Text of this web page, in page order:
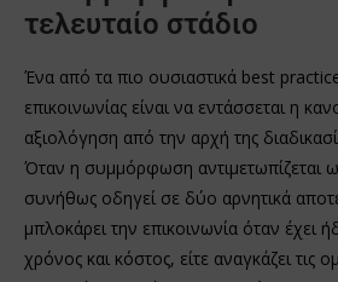
τελευταίο στάδιο
Ένα από τα πιο ουσιαστικά best
επικοινωνίας είναι να εντάσσεται η
αξιολόγηση από την αρχή της
Όταν η συμμόρφωση αντιμετωπίζεται
συνήθως οδηγεί σε δύο αρνητικά
μπλοκάρει την επικοινωνία όταν έχει
χρόνος και κόστος, είτε αναγκάζει τις